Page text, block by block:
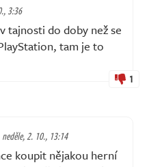
3:36
tajnosti do doby než se
tam je to
1
neděle, 2. 10., 13:14
koupit nějakou herní